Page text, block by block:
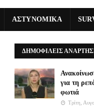
ΑΣΤΥΝΟΜΙΚΑ
ΔΗΜΟΦΙΛΕΙΣ
για τη
φωτιά
Τρίτη,